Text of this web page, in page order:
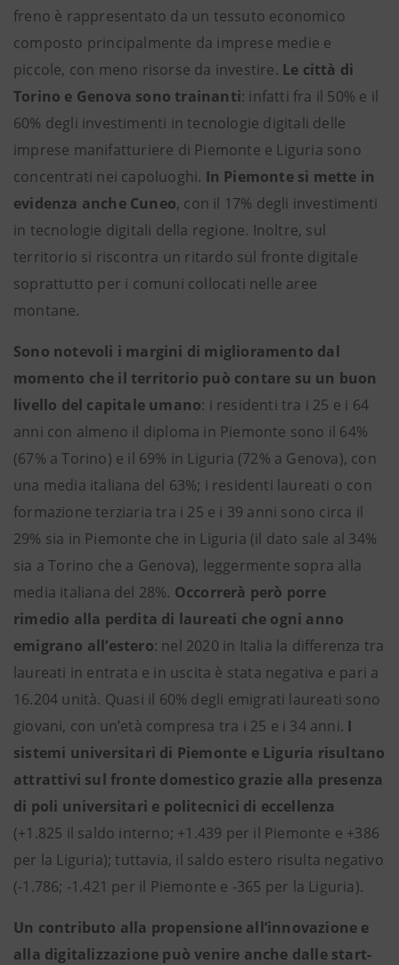
freno è rappresentato da un tessuto economico
composto principalmente da imprese medie e
piccole, con meno risorse da investire. Le città di
Torino e Genova sono trainanti: infatti fra il 50% e il
60% degli investimenti in tecnologie digitali delle
imprese manifatturiere di Piemonte e Liguria sono
concentrati nei capoluoghi. In Piemonte si mette in
evidenza anche Cuneo, con il 17% degli investimenti
in tecnologie digitali della regione. Inoltre, sul
territorio si riscontra un ritardo sul fronte digitale
soprattutto per i comuni collocati nelle aree
montane.
Sono notevoli i margini di miglioramento dal
momento che il territorio può contare su un buon
livello del capitale umano: i residenti tra i 25 e i 64
anni con almeno il diploma in Piemonte sono il 64%
(67% a Torino) e il 69% in Liguria (72% a Genova), con
una media italiana del 63%; i residenti laureati o con
formazione terziaria tra i 25 e i 39 anni sono circa il
29% sia in Piemonte che in Liguria (il dato sale al 34%
sia a Torino che a Genova), leggermente sopra alla
media italiana del 28%. Occorrerà però porre
rimedio alla perdita di laureati che ogni anno
emigrano all’estero: nel 2020 in Italia la differenza tra
laureati in entrata e in uscita è stata negativa e pari a
16.204 unità. Quasi il 60% degli emigrati laureati sono
giovani, con un’età compresa tra i 25 e i 34 anni. I
sistemi universitari di Piemonte e Liguria risultano
attrattivi sul fronte domestico grazie alla presenza
di poli universitari e politecnici di eccellenza
(+1.825 il saldo interno; +1.439 per il Piemonte e +386
per la Liguria); tuttavia, il saldo estero risulta negativo
(-1.786; -1.421 per il Piemonte e -365 per la Liguria).
Un contributo alla propensione all’innovazione e
alla digitalizzazione può venire anche dalle start-